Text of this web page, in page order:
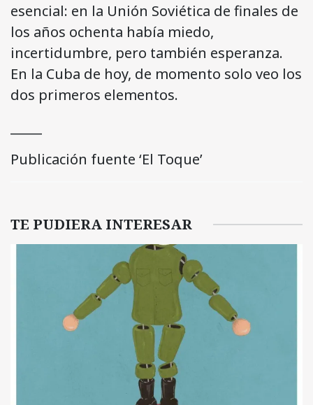
esencial: en la Unión Soviética de finales de
los años ochenta había miedo,
incertidumbre, pero también esperanza.
En la Cuba de hoy, de momento solo veo los
dos primeros elementos.
Publicación fuente ‘El Toque’
TE PUDIERA INTERESAR